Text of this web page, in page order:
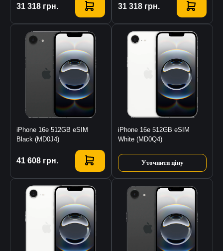
31 318 грн.
Купити 31 318 грн.
Купити
iPhone 16e 512GB eSIM
Black (MD0J4)
41 608 грн.
Купити
iPhone 16e 512GB eSIM
White (MD0Q4)
Уточнити ціну